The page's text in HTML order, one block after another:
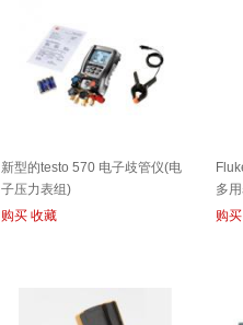
新型的testo 570 电子歧管仪(电
子压力表组)
购买 收藏
多
购买